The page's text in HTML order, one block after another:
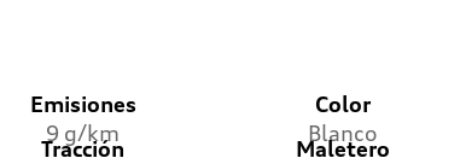
Emisiones
9 g/km
Color
Blanco
Tracción
Maletero